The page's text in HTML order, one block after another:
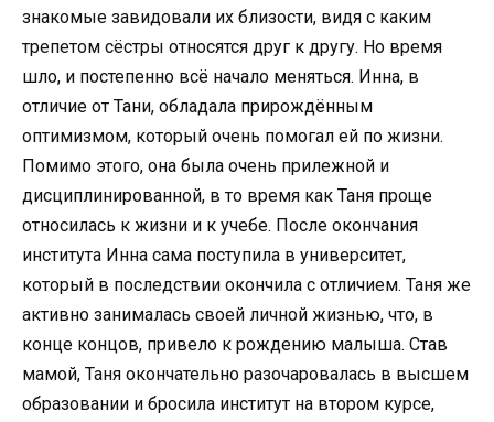
знакомые завидовали их близости, видя с каким
трепетом сёстры относятся друг к другу. Но время
шло, и постепенно всё начало меняться. Инна, в
отличие от Тани, обладала прирождённым
оптимизмом, который очень помогал ей по жизни.
Помимо этого, она была очень прилежной и
дисциплинированной, в то время как Таня проще
относилась к жизни и к учебе. После окончания
института Инна сама поступила в университет,
который в последствии окончила с отличием. Таня же
активно занималась своей личной жизнью, что, в
конце концов, привело к рождению малыша. Став
мамой, Таня окончательно разочаровалась в высшем
образовании и бросила институт на втором курсе,